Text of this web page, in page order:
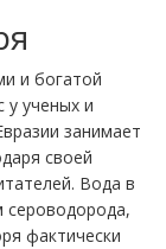
и богатой
у ученых и
занимает
своей
Вода в
сероводорода,
фактически